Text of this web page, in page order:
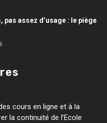
pas assez d’usage : le piège
cours en ligne et à la
la continuité de l’Ecole